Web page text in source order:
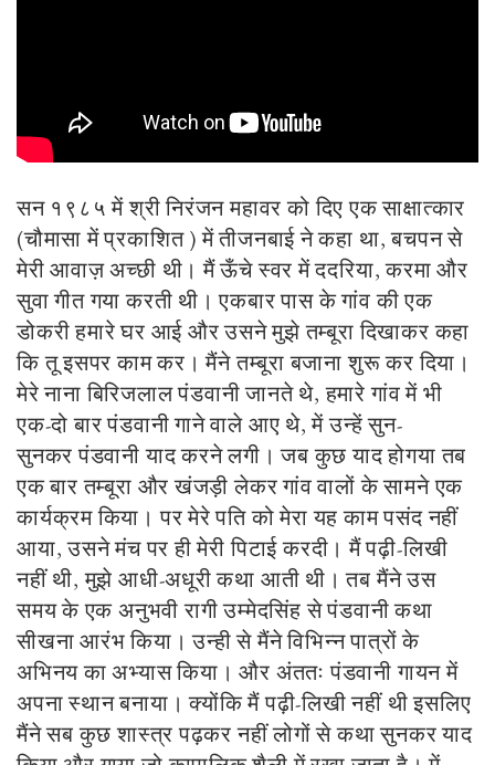
सन १९८५ में श्री निरंजन महावर को दिए एक साक्षात्कार
(चौमासा में प्रकाशित ) में तीजनबाई ने कहा था, बचपन से
मेरी आवाज़ अच्छी थी। मैं ऊँचे स्वर में ददरिया, करमा और
सुवा गीत गया करती थी। एकबार पास के गांव की एक
डोकरी हमारे घर आई और उसने मुझे तम्बूरा दिखाकर कहा
कि तू इसपर काम कर। मैंने तम्बूरा बजाना शुरू कर दिया।
मेरे नाना बिरिजलाल पंडवानी जानते थे, हमारे गांव में भी
एक-दो बार पंडवानी गाने वाले आए थे, में उन्हें सुन-
सुनकर पंडवानी याद करने लगी। जब कुछ याद होगया तब
एक बार तम्बूरा और खंजड़ी लेकर गांव वालों के सामने एक
कार्यक्रम किया। पर मेरे पति को मेरा यह काम पसंद नहीं
आया, उसने मंच पर ही मेरी पिटाई करदी। मैं पढ़ी-लिखी
नहीं थी, मुझे आधी-अधूरी कथा आती थी। तब मैंने उस
समय के एक अनुभवी रागी उम्मेदसिंह से पंडवानी कथा
सीखना आरंभ किया। उन्ही से मैंने विभिन्न पात्रों के
अभिनय का अभ्यास किया। और अंततः पंडवानी गायन में
अपना स्थान बनाया। क्योंकि मैं पढ़ी-लिखी नहीं थी इसलिए
मैंने सब कुछ शास्त्र पढ़कर नहीं लोगों से कथा सुनकर याद